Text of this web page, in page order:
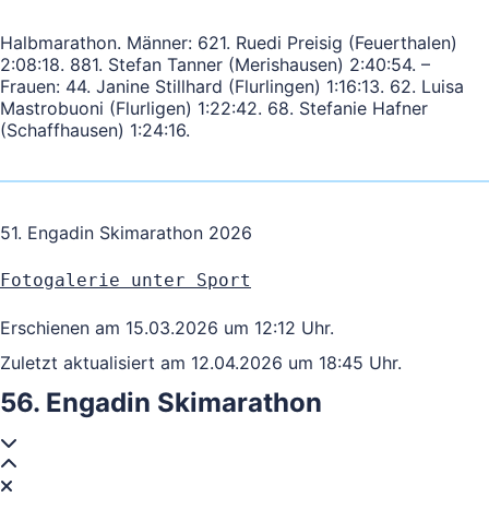
Halbmarathon. Männer: 621. Ruedi Preisig (Feuerthalen)
2:08:18. 881. Stefan Tanner (Merishausen) 2:40:54. –
Frauen: 44. Janine Stillhard (Flurlingen) 1:16:13. 62. Luisa
Mastrobuoni (Flurligen) 1:22:42. 68. Stefanie Hafner
(Schaffhausen) 1:24:16.
51. Engadin Skimarathon 2026
Fotogalerie unter Sport
Erschienen am 15.03.2026 um 12:12 Uhr.
Zuletzt aktualisiert am 12.04.2026 um 18:45 Uhr.
56. Engadin Skimarathon